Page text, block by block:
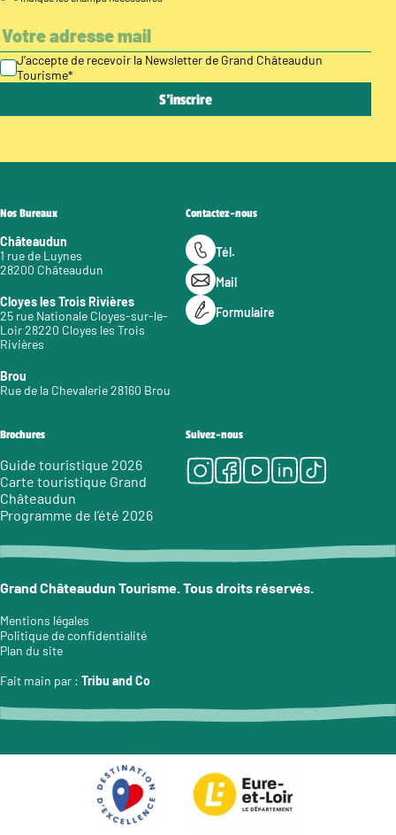
J’accepte de recevoir la Newsletter de Grand Châteaudun
Tourisme*
Nos Bureaux
Châteaudun
1 rue de Luynes
28200 Châteaudun
Cloyes les Trois Rivières
25 rue Nationale Cloyes-sur-le-
Loir 28220 Cloyes les Trois
Rivières
Brou
Rue de la Chevalerie 28160 Brou
Contactez-nous
Tél.
Mail
Formulaire
Brochures
Guide touristique 2026
Carte touristique Grand
Châteaudun
Programme de l’été 2026
Suivez-nous
Instagram
Facebook
Youtube
LinkedIn
Tiktok
Grand Châteaudun Tourisme. Tous droits réservés.
Mentions légales
Politique de confidentialité
Plan du site
Fait main par : Tribu and Co